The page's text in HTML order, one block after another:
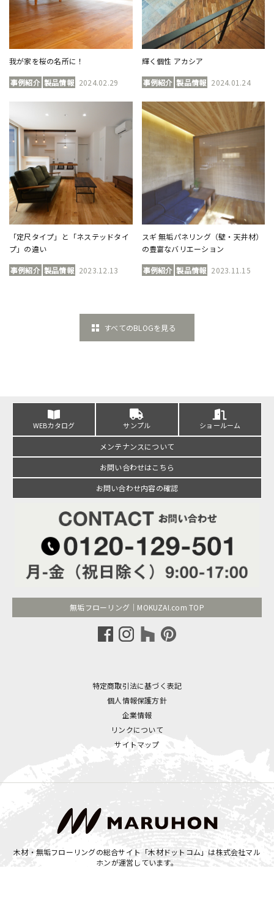
我が家を桜の名所に！
事例紹介 製品情報 2024.02.29
輝く個性 アカシア
事例紹介 製品情報 2024.01.24
「定尺タイプ」と「ネステッドタイ
プ」の違い
事例紹介 製品情報 2023.12.13
スギ 無垢パネリング（壁・天井材）
の豊富なバリエーション
事例紹介 製品情報 2023.11.15
すべてのBLOGを見る
WEBカタログ サンプル ショールーム
メンテナンスについて
お問い合わせはこちら
お問い合わせ内容の確認
無垢フローリング｜MOKUZAI.com TOP
特定商取引法に基づく表記
個人情報保護方針
企業情報
リンクについて
サイトマップ
木材・無垢フローリングの総合サイト「木材ドットコム」は株式会社マル
ホンが運営しています。